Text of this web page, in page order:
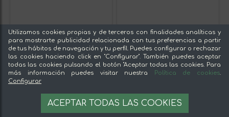
Utilizamos cookies propias y de terceros con finalidades analíticas y
para mostrarte publicidad relacionada con tus preferencias a partir
de tus hábitos de navegación y tu perfil. Puedes configurar o rechazar
las cookies haciendo click en "Configurar". También puedes aceptar
todas las cookies pulsando el botón "Aceptar todas las cookies. Para
más información puedes visitar nuestra
Política de cookies.
Configurar
ACEPTAR TODAS LAS COOKIES